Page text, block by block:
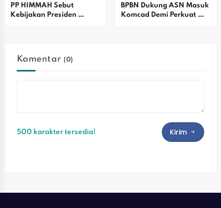
PP HIMMAH Sebut
Kebijakan Presiden
BPBN Dukung ASN Masuk
Komcad Demi Perkuat
Komentar(0)
500 karakter tersedia! Kirim